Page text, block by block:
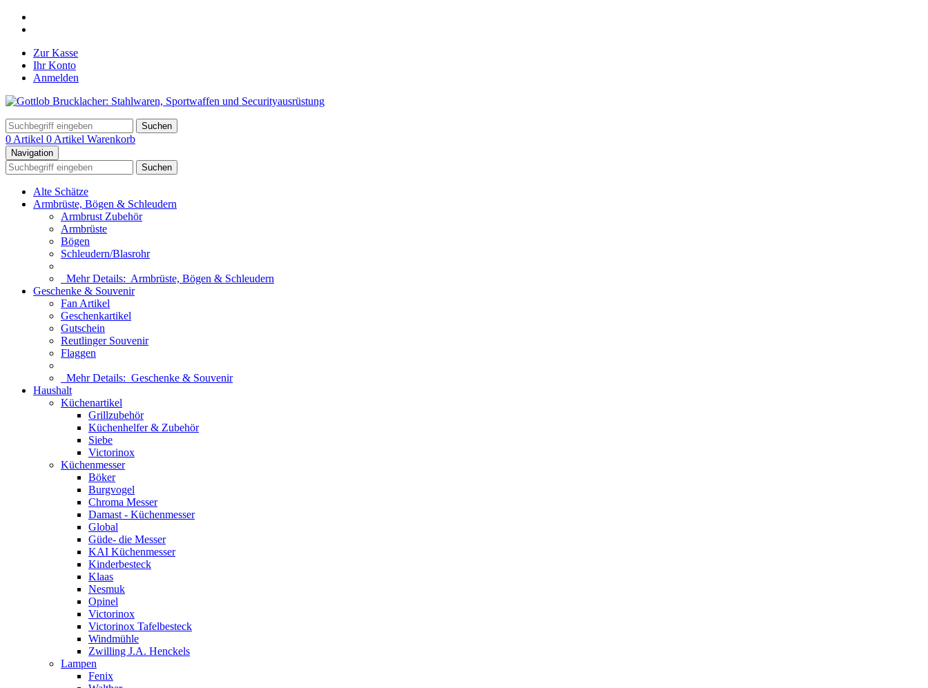
Zur Kasse
Ihr Konto
Anmelden
Suchen
0 Artikel 0 Artikel Warenkorb
Navigation
Suchen
Alte Schätze
Armbrüste, Bögen & Schleudern
Armbrust Zubehör
Armbrüste
Bögen
Schleudern/Blasrohr
Mehr Details: Armbrüste, Bögen & Schleudern
Geschenke & Souvenir
Fan Artikel
Geschenkartikel
Gutschein
Reutlinger Souvenir
Flaggen
Mehr Details: Geschenke & Souvenir
Haushalt
Küchenartikel
Grillzubehör
Küchenhelfer & Zubehör
Siebe
Victorinox
Küchenmesser
Böker
Burgvogel
Chroma Messer
Damast - Küchenmesser
Global
Güde- die Messer
KAI Küchenmesser
Kinderbesteck
Klaas
Nesmuk
Opinel
Victorinox
Victorinox Tafelbesteck
Windmühle
Zwilling J.A. Henckels
Lampen
Fenix